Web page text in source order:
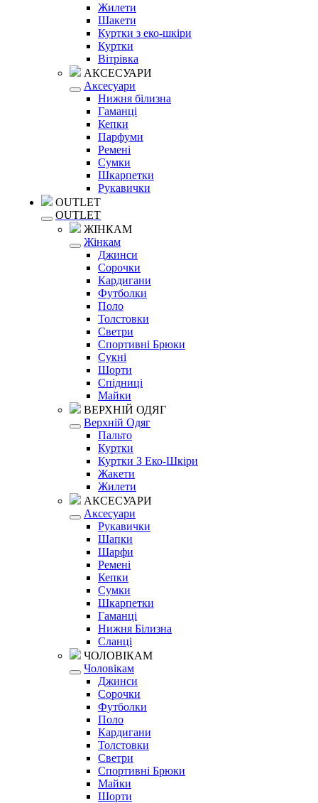
Жилети
Шакети
Куртки з еко-шкіри
Куртки
Вітрівка
АКСЕСУАРИ
Аксесуари
Нижня білизна
Гаманці
Кепки
Парфуми
Ремені
Сумки
Шкарпетки
Рукавички
OUTLET
OUTLET
ЖІНКАМ
Жінкам
Джинси
Сорочки
Кардигани
Футболки
Поло
Толстовки
Светри
Спортивні Брюки
Сукні
Шорти
Спідниці
Майки
ВЕРХНІЙ ОДЯГ
Верхній Одяг
Пальто
Куртки
Куртки З Еко-Шкіри
Жакети
Жилети
АКСЕСУАРИ
Аксесуари
Рукавички
Шапки
Шарфи
Ремені
Кепки
Сумки
Шкарпетки
Гаманці
Нижня Білизна
Сланці
ЧОЛОВІКАМ
Чоловікам
Джинси
Сорочки
Футболки
Поло
Кардигани
Толстовки
Светри
Спортивні Брюки
Майки
Шорти